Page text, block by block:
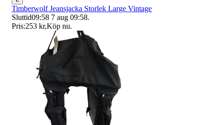
Timberwolf Jeansjacka Storlek Large Vintage
Sluttid09:58 7 aug 09:58.
Pris:253 kr,Köp nu.